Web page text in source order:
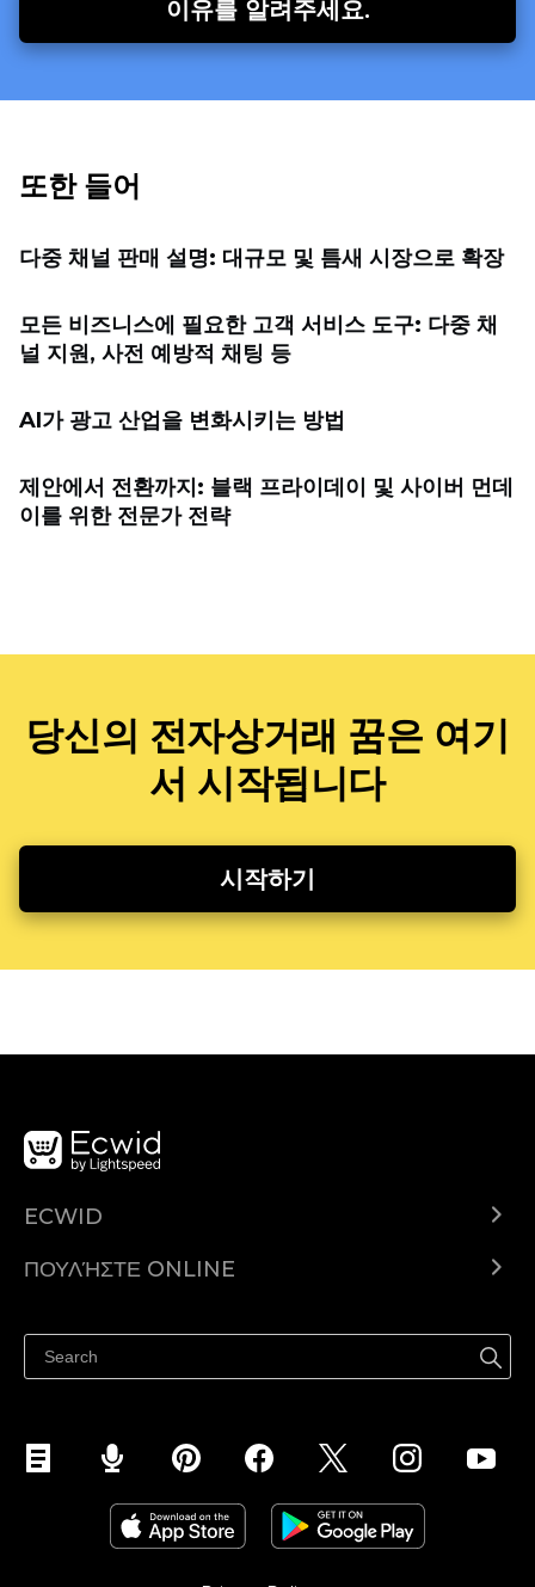
이유를 알려주세요.
또한 들어
다중 채널 판매 설명: 대규모 및 틈새 시장으로 확장
모든 비즈니스에 필요한 고객 서비스 도구: 다중 채
널 지원, 사전 예방적 채팅 등
AI가 광고 산업을 변화시키는 방법
제안에서 전환까지: 블랙 프라이데이 및 사이버 먼데
이를 위한 전문가 전략
당신의 전자상거래 꿈은 여기
서 시작됩니다
시작하기
ECWID
Τιμολόγηση
ΠΟΥΛΉΣΤΕ ONLINE
Πουλήστε στο Facebook
Πουλήστε στο Instagram